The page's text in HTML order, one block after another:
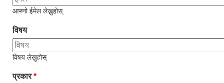
आफ्नो ईमेल लेख्नुहोस्
विषय
विषय लेख्नुहोस्
प्रकार*